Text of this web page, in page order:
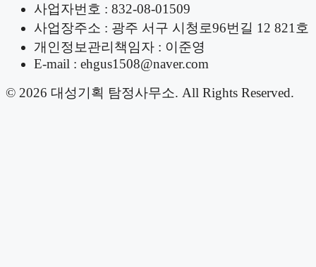
사업자번호 : 832-08-01509
사업장주소 : 광주 서구 시청로96번길 12 821호
개인정보관리책임자 : 이준영
E-mail : ehgus1508@naver.com
© 2026 대성기획 탐정사무소. All Rights Reserved.